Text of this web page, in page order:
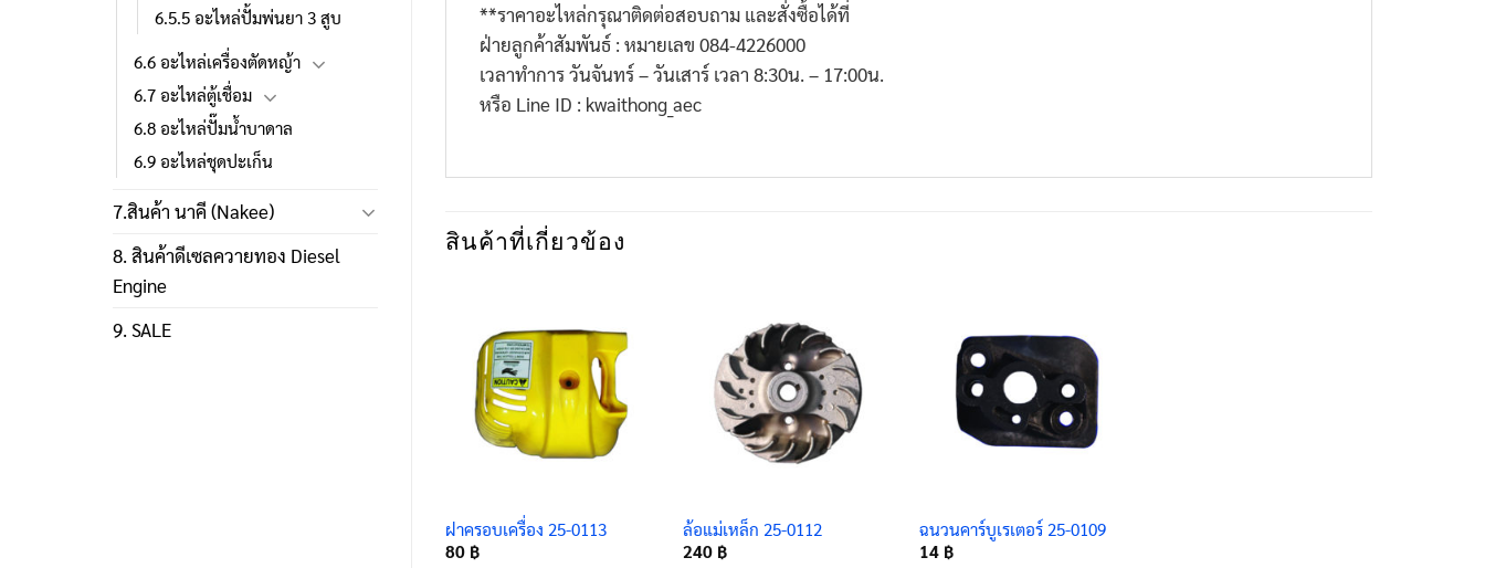
6.5.5 อะไหล่ปั้มพ่นยา 3 สูบ
6.6 อะไหล่เครื่องตัดหญ้า
6.7 อะไหล่ตู้เชื่อม
6.8 อะไหล่ปั๊มน้ำบาดาล
6.9 อะไหล่ชุดปะเก็น
7.สินค้า นาคี (Nakee)
8. สินค้าดีเซลควายทอง Diesel
Engine
9. SALE
**ราคาอะไหล่กรุณาติดต่อสอบถาม และสั่งซื้อได้ที่
ฝ่ายลูกค้าสัมพันธ์ : หมายเลข 084-4226000
เวลาทำการ วันจันทร์ – วันเสาร์ เวลา 8:30น. – 17:00น.
หรือ Line ID : kwaithong_aec
สินค้าที่เกี่ยวข้อง
ฝาครอบเครื่อง 25-0113
80 ฿
ล้อแม่เหล็ก 25-0112
240 ฿
ฉนวนคาร์บูเรเตอร์ 25-0109
14 ฿